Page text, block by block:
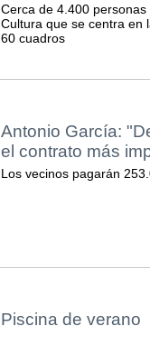
Cerca de 4.400
Cultura que se centra en
60 cuadros
Antonio García:
el contrato más
Los vecinos pagarán
Piscina de verano